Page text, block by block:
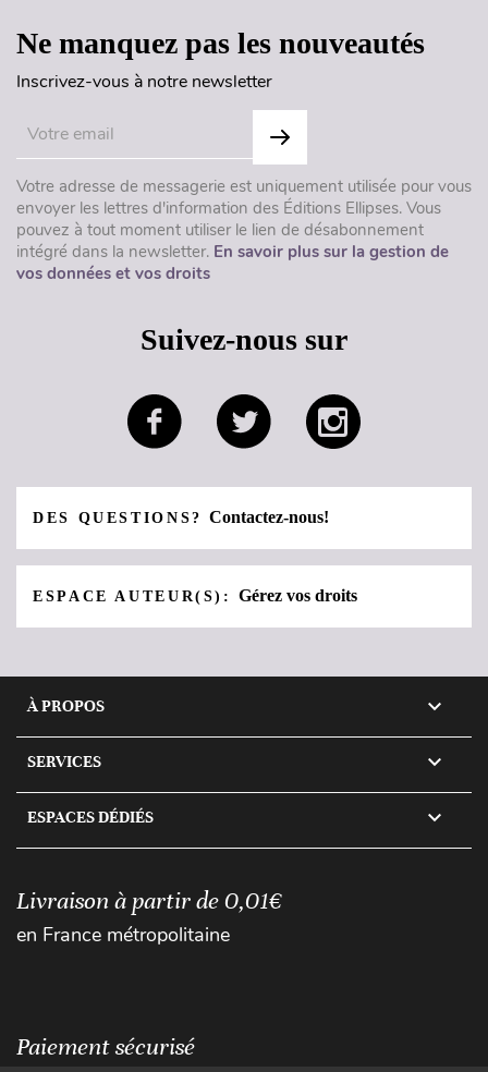
Ne manquez pas les nouveautés
Inscrivez-vous à notre newsletter
Votre adresse de messagerie est uniquement utilisée pour vous
envoyer les lettres d'information des Éditions Ellipses. Vous
pouvez à tout moment utiliser le lien de désabonnement
intégré dans la newsletter. En savoir plus sur la gestion de
vos données et vos droits
Suivez-nous sur
DES QUESTIONS?Contactez-nous!
ESPACE AUTEUR(S):Gérez vos droits
À PROPOS 
SERVICES 
ESPACES DÉDIÉS 
Livraison à partir de 0,01€
en France métropolitaine
Paiement sécurisé